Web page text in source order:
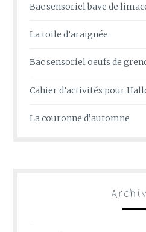
Bac sensoriel bave de
La toile d’araignée
Bac sensoriel oeufs de
Cahier d’activités pour
La couronne d’automne